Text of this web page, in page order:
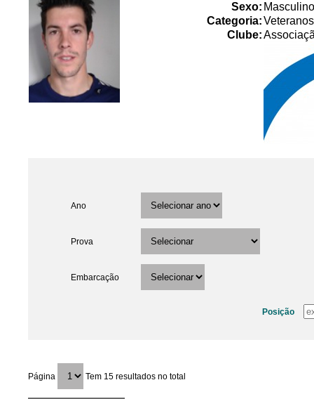
Sexo: Masculino
Categoria:Veteranos
Clube:
Ano
Prova
Embarcação
Posição
Página Tem 15 resultados no total